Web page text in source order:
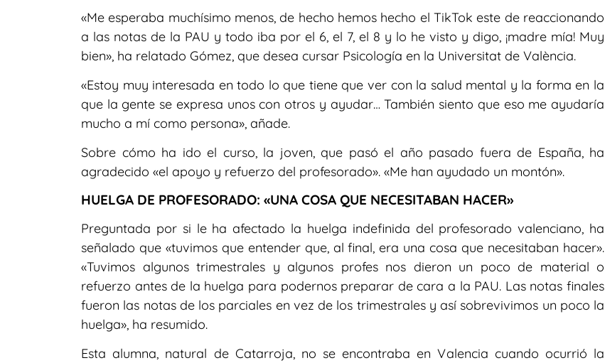
«Me esperaba muchísimo menos, de hecho hemos hecho el TikTok este de reaccionando
a las notas de la PAU y todo iba por el 6, el 7, el 8 y lo he visto y digo, ¡madre mía! Muy
bien», ha relatado Gómez, que desea cursar Psicología en la Universitat de València.
«Estoy muy interesada en todo lo que tiene que ver con la salud mental y la forma en la
que la gente se expresa unos con otros y ayudar… También siento que eso me ayudaría
mucho a mí como persona», añade.
Sobre cómo ha ido el curso, la joven, que pasó el año pasado fuera de España, ha
agradecido «el apoyo y refuerzo del profesorado». «Me han ayudado un montón».
HUELGA DE PROFESORADO: «UNA COSA QUE NECESITABAN HACER»
Preguntada por si le ha afectado la huelga indefinida del profesorado valenciano, ha
señalado que «tuvimos que entender que, al final, era una cosa que necesitaban hacer».
«Tuvimos algunos trimestrales y algunos profes nos dieron un poco de material o
refuerzo antes de la huelga para podernos preparar de cara a la PAU. Las notas finales
fueron las notas de los parciales en vez de los trimestrales y así sobrevivimos un poco la
huelga», ha resumido.
Esta alumna, natural de Catarroja, no se encontraba en Valencia cuando ocurrió la